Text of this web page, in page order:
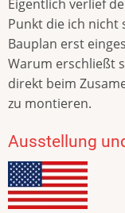
Eigentlich verlief
Punkt die ich nicht
Bauplan erst
Warum erschließt
direkt beim
zu montieren.
Ausstellung